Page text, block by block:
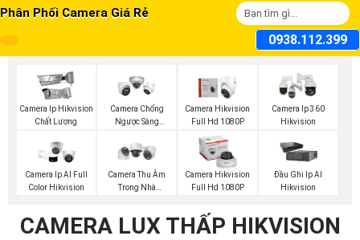
Phân Phối Camera Giá Rẻ
0938.112.399
Camera Ip Hikvision
Chất Lượng
Camera Chống
Ngược Sáng
Camera Hikvision
Full Hd 1080P
Camera Ip 360
Hikvision
Camera Ip AI Full
Color Hikvision
Camera Thu Âm
Trong Nhà
Camera Hikvision
Full Hd 1080P
Đầu Ghi Ip AI
Hikvision
CAMERA LUX THẤP HIKVISION